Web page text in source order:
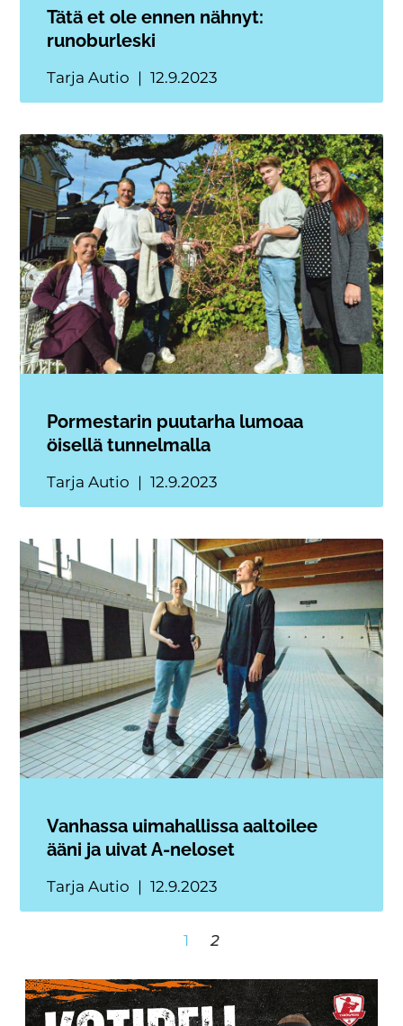
Tätä et ole ennen nähnyt:
runoburleski
Tarja Autio 12.9.2023
Pormestarin puutarha lumoaa
öisellä tunnelmalla
Tarja Autio 12.9.2023
Vanhassa uimahallissa aaltoilee
ääni ja uivat A-neloset
Tarja Autio 12.9.2023
1 2